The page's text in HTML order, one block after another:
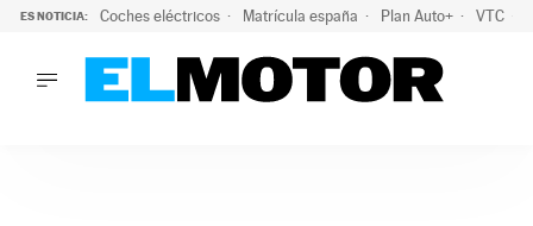
ES NOTICIA: Coches eléctricos Matrícula españa Plan Auto+ VTC